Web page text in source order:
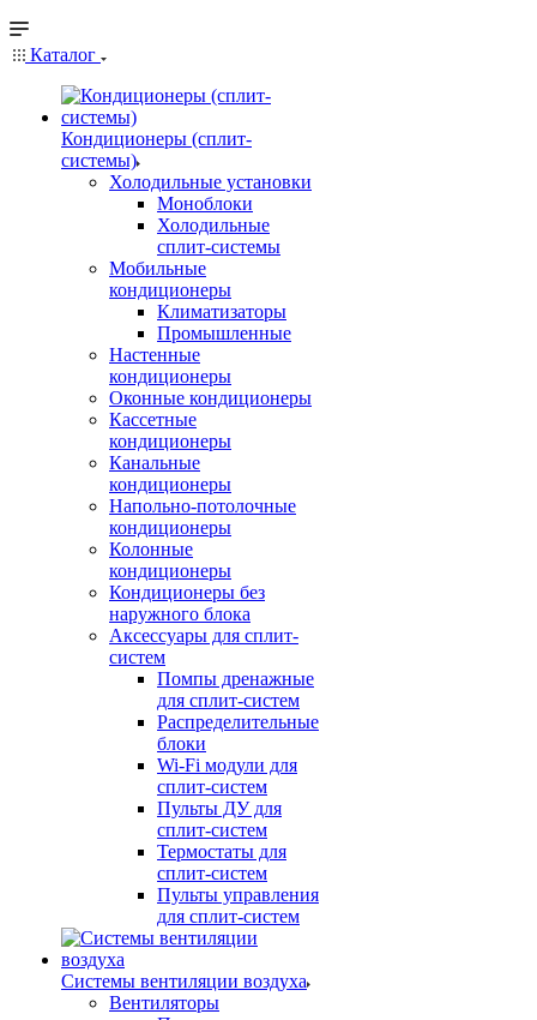
Каталог
Кондиционеры (сплит-
системы)
Холодильные установки
Моноблоки
Холодильные
сплит-системы
Мобильные
кондиционеры
Климатизаторы
Промышленные
Настенные
кондиционеры
Оконные кондиционеры
Кассетные
кондиционеры
Канальные
кондиционеры
Напольно-потолочные
кондиционеры
Колонные
кондиционеры
Кондиционеры без
наружного блока
Аксессуары для сплит-
систем
Помпы дренажные
для сплит-систем
Распределительные
блоки
Wi-Fi модули для
сплит-систем
Пульты ДУ для
сплит-систем
Термостаты для
сплит-систем
Пульты управления
для сплит-систем
Системы вентиляции воздуха
Вентиляторы